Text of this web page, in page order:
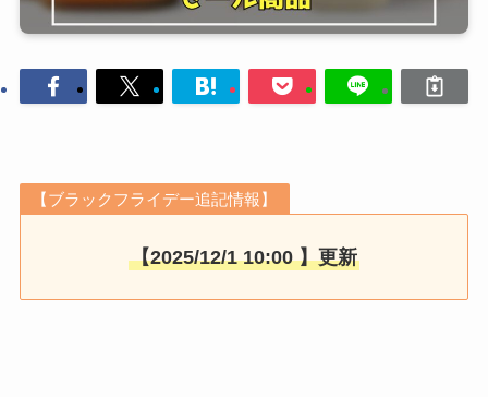
【ブラックフライデー追記情報】
【2025/12/1 10:00 】更新